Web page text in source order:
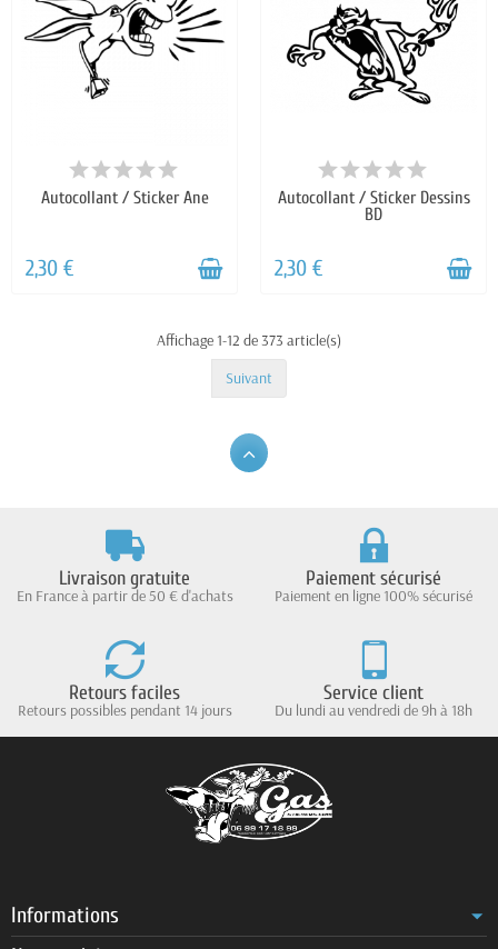
Autocollant / Sticker Ane
2,30 €
Autocollant / Sticker Dessins
BD
2,30 €
Affichage 1-12 de 373 article(s)
Suivant
Livraison gratuite
En France à partir de 50 € d'achats
Paiement sécurisé
Paiement en ligne 100% sécurisé
Retours faciles
Retours possibles pendant 14 jours
Service client
Du lundi au vendredi de 9h à 18h
Informations